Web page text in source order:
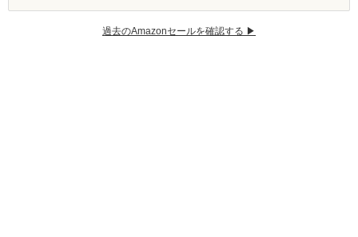
過去のAmazonセールを確認する ▶︎